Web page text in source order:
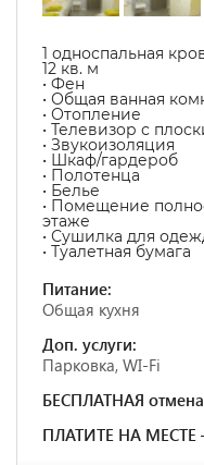
1 односпальная
12 кв. м
• Фен
• Общая ванная
• Отопление
• Телевизор с
• Звукоизоляция
• Шкаф/гардероб
• Полотенца
• Белье
• Помещение
этаже
• Сушилка для
• Туалетная бумага
Питание:
Общая кухня
Доп. услуги:
Парковка, WI-Fi
БЕСПЛАТНАЯ
ПЛАТИТЕ НА МЕСТЕ